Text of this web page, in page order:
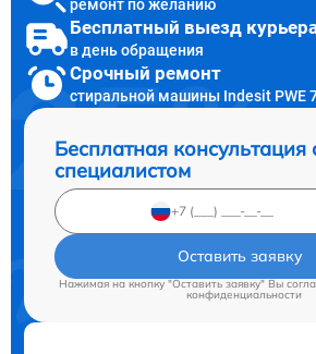
ремонт по желанию
Бесплатный выезд
в день обращения
Срочный ремонт
стиральной машины Indesit PWE
Бесплатная консультация
специалистом
Оставить заявку
Нажимая на кнопку "Оставить заявку" Вы
конфиденциальности